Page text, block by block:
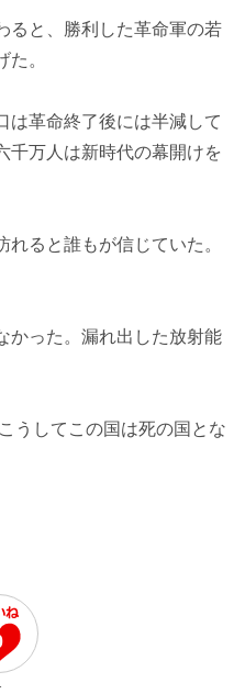
と、勝利した革命軍の若
。
革命終了後には半減して
千万人は新時代の幕開けを
ると誰もが信じていた。
った。漏れ出した放射能
うしてこの国は死の国とな